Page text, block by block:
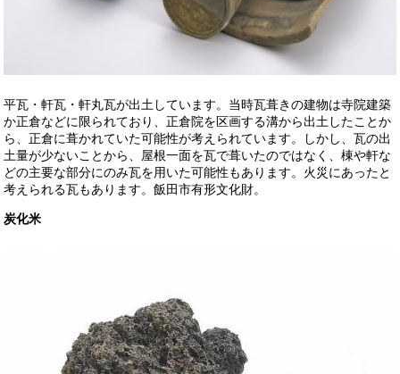
平瓦・軒瓦・軒丸瓦が出土しています。当時瓦葺きの建物は寺院建築
か正倉などに限られており、正倉院を区画する溝から出土したことか
ら、正倉に葺かれていた可能性が考えられています。しかし、瓦の出
土量が少ないことから、屋根一面を瓦で葺いたのではなく、棟や軒な
どの主要な部分にのみ瓦を用いた可能性もあります。火災にあったと
考えられる瓦もあります。飯田市有形文化財。
炭化米